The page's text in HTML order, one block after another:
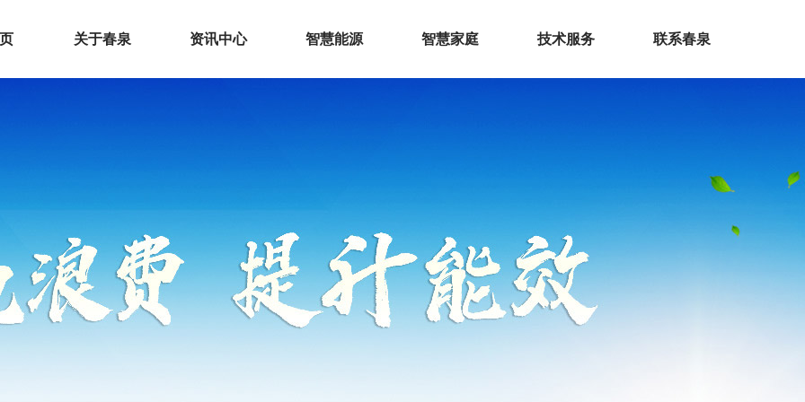
关于春泉 资讯中心 智慧能源 智慧家庭 技术服务 联系春泉